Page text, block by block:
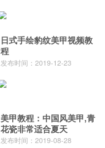
日式手绘豹纹美甲视频教
程
发布时间：2019-12-23
美甲教程：中国风美甲,青
花瓷非常适合夏天
发布时间：2019-08-28